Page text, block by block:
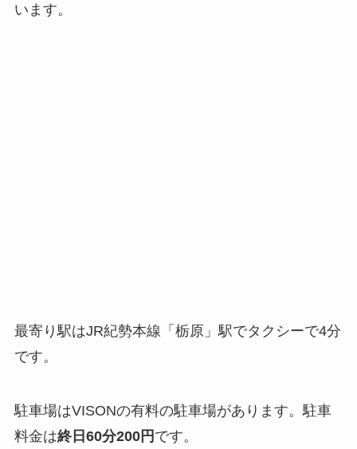
います。
最寄り駅はJR紀勢本線「栃原」駅でタクシーで4分
です。
駐車場はVISONの有料の駐車場があります。駐車
料金は終日60分200円 です。